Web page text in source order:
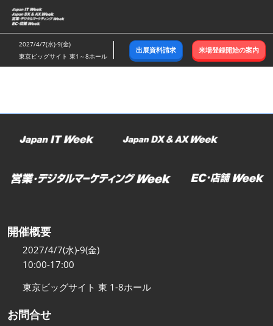
ス
キ
ッ
し
む
2027/4/7(水)-9(金)
東京ビッグサイト 東1～8ホール
出展資料請求 来場登録開始の案内
開催概要
2027/4/7(水)-9(金)
10:00-17:00
東京ビッグサイト 東 1-8ホール
お問合せ